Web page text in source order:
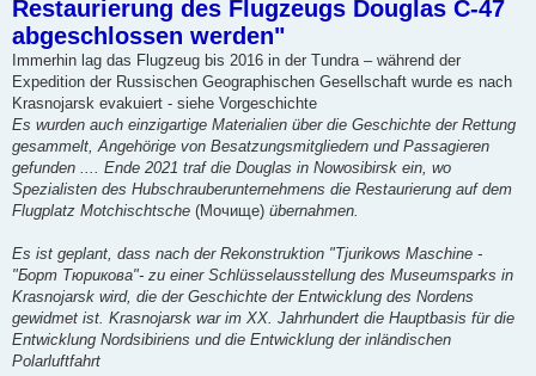
e
e
e
r
B
e
i
r
a
Restaurierung des Flugzeugs Douglas C-47
abgeschlossen werden"
Immerhin lag das Flugzeug bis 2016 in der Tundra – während der
Expedition der Russischen Geographischen Gesellschaft wurde es nach
Krasnojarsk evakuiert - siehe Vorgeschichte
Es wurden auch einzigartige Materialien über die Geschichte der Rettung
gesammelt, Angehörige von Besatzungsmitgliedern und Passagieren
gefunden .... Ende 2021 traf die Douglas in Nowosibirsk ein, wo
Spezialisten des Hubschrauberunternehmens die Restaurierung auf dem
Flugplatz Motchischtsche (Мочище) übernahmen.
Es ist geplant, dass nach der Rekonstruktion "Tjurikows Maschine -
"Борт Тюрикова"- zu einer Schlüsselausstellung des Museumsparks in
Krasnojarsk wird, die der Geschichte der Entwicklung des Nordens
gewidmet ist. Krasnojarsk war im XX. Jahrhundert die Hauptbasis für die
Entwicklung Nordsibiriens und die Entwicklung der inländischen
Polarluftfahrt